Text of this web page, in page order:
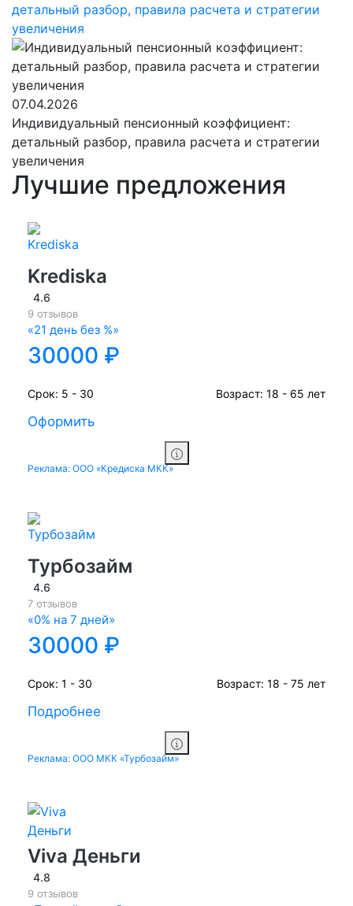
детальный разбор, правила расчета и стратегии
увеличения
07.04.2026
Индивидуальный пенсионный коэффициент:
детальный разбор, правила расчета и стратегии
увеличения
Лучшие предложения
Krediska
4.6
9 отзывов
«21 день без %»
30000 ₽
Срок: 5 - 30 Возраст: 18 - 65 лет
Оформить
Реклама: ООО «Кредиска МКК»
Турбозайм
4.6
7 отзывов
«0% на 7 дней»
30000 ₽
Срок: 1 - 30 Возраст: 18 - 75 лет
Подробнее
Реклама: ООО МКК «Турбозайм»
Viva Деньги
4.8
9 отзывов